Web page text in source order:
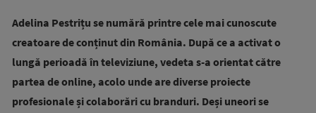
Adelina Pestrițu se numără printre cele mai cunoscute
creatoare de conținut din România. După ce a activat o
lungă perioadă în televiziune, vedeta s-a orientat către
partea de online, acolo unde are diverse proiecte
profesionale și colaborări cu branduri. Deși uneori se